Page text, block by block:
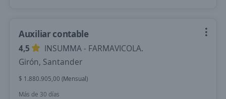
Auxiliar contable
4,5
INSUMMA - FARMAVICOLA.
Girón, Santander
$ 1.880.905,00 (Mensual)
Más de 30 días